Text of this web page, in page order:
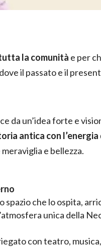
la comunità e per
il passato e il
da un’idea forte e
antica con l’energia
e bellezza.
spazio che lo ospita,
unica della
con teatro,